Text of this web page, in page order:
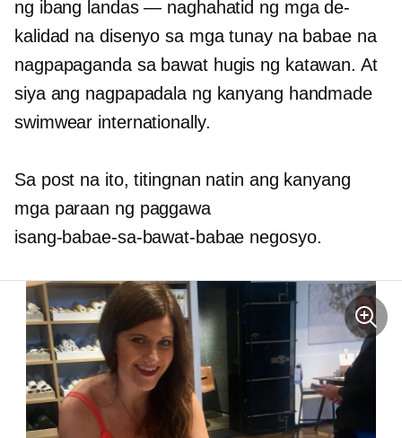
ng ibang landas — naghahatid ng mga de-
kalidad na disenyo sa mga tunay na babae na
nagpapaganda sa bawat hugis ng katawan. At
siya ang nagpapadala ng kanyang handmade
swimwear internationally.
Sa post na ito, titingnan natin ang kanyang
mga paraan ng paggawa
isang-babae-sa-bawat-babae negosyo.